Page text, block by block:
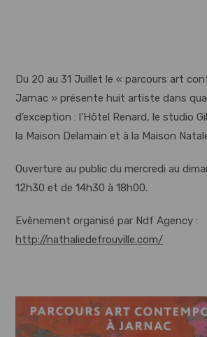
Du 20 au 31 Juillet le « parcours art
Jarnac » présente huit artiste dans
d’exception : l’Hôtel Renard, le studio
la Maison Delamain et à la Maison
Ouverture au public du mercredi au
12h30 et de 14h30 à 18h00.
Evènement organisé par Ndf Agency :
http://nathaliedefrouville.com/